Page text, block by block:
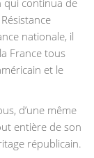
qui continua de
nationale, il
France tous
et le
d’une même
entière de son
républicain.